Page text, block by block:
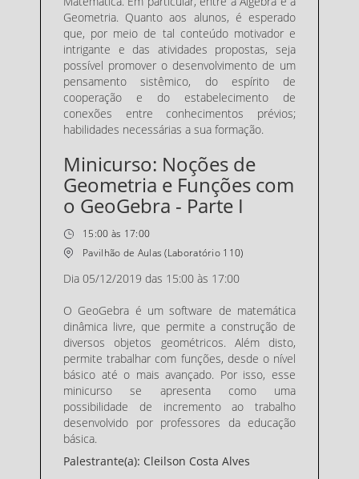
Geometria. Quanto aos alunos, é esperado
que, por meio de tal conteúdo motivador e
intrigante e das atividades propostas, seja
possível promover o desenvolvimento de um
pensamento sistêmico, do espírito de
cooperação e do estabelecimento de
conexões entre conhecimentos prévios;
habilidades necessárias a sua formação.
Minicurso: Noções de
Geometria e Funções com
o GeoGebra - Parte I
15:00 às 17:00
Pavilhão de Aulas (Laboratório 110)
Dia 05/12/2019 das 15:00 às 17:00
O GeoGebra é um software de matemática
dinâmica livre, que permite a construção de
diversos objetos geométricos. Além disto,
permite trabalhar com funções, desde o nível
básico até o mais avançado. Por isso, esse
minicurso se apresenta como uma
possibilidade de incremento ao trabalho
desenvolvido por professores da educação
básica.
Palestrante(a): Cleilson Costa Alves